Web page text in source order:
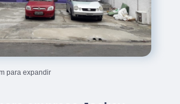
para expandir